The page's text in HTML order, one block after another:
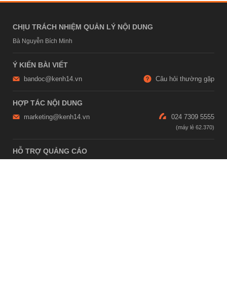
CHỊU TRÁCH NHIỆM QUẢN LÝ NỘI DUNG
Bà Nguyễn Bích Minh
Ý KIẾN BÀI VIẾT
bandoc@kenh14.vn Câu hỏi thường gặp
HỢP TÁC NỘI DUNG
marketing@kenh14.vn 024 7309 5555
HỖ TRỢ QUẢNG CÁO